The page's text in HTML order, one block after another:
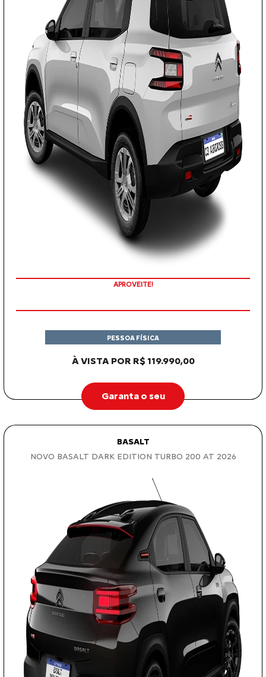
APROVEITE!
À VISTA POR R$ 119.990,00
PESSOA FÍSICA
Garanta o seu
BASALT
NOVO BASALT DARK EDITION TURBO 200 AT 2026